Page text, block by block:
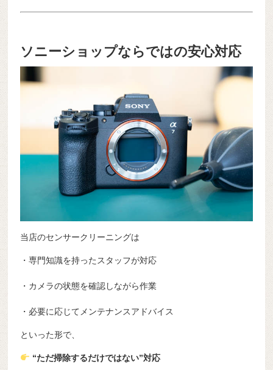
ソニーショップならではの安心対応
当店のセンサークリーニングは
・専門知識を持ったスタッフが対応
・カメラの状態を確認しながら作業
・必要に応じてメンテナンスアドバイス
といった形で、
“ただ掃除するだけではない”対応